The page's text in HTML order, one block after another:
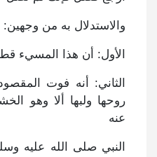
والاستدلال به من وجهين:
الأول: أن هذا المسيء
الثاني: أنه فوت
روحها ولبها ألا وهو
عنه
النبي صلى الله عليه